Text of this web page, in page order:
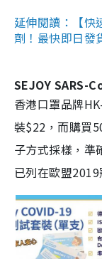
延伸閱讀：【快
劑！最快即日發
SEJOY SARS-
香港口罩品牌
裝$22，而購買
子方式採樣，準
已列在歐盟